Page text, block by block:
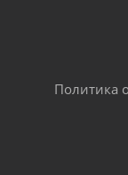
Политика